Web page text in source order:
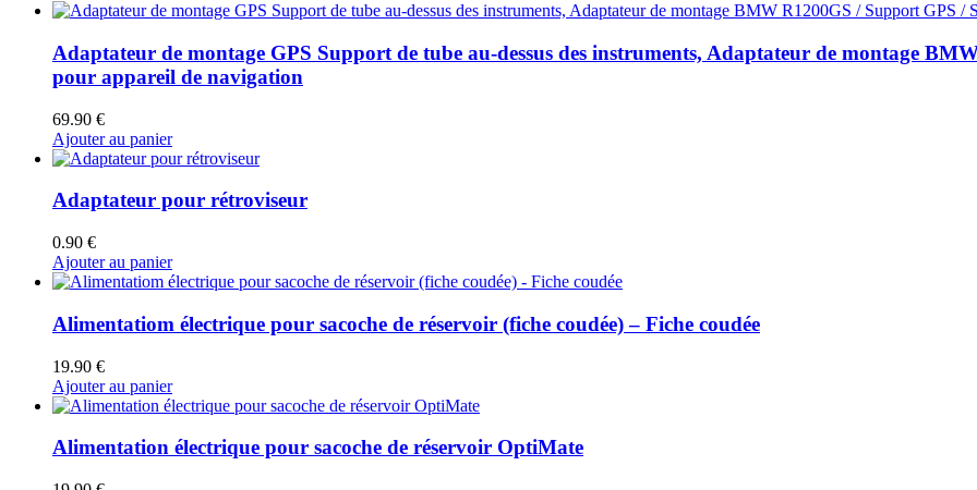
Adaptateur de montage GPS Support de tube au-dessus des instruments, Adaptateur de montage
pour appareil de navigation
69.90 €
Ajouter au panier
Adaptateur pour rétroviseur
0.90 €
Ajouter au panier
Alimentatiom électrique pour sacoche de réservoir (fiche coudée) – Fiche coudée
19.90 €
Ajouter au panier
Alimentation électrique pour sacoche de réservoir OptiMate